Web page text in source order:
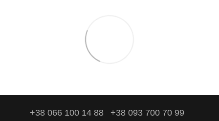
+38 066 100 14 88 +38 093 700 70 99